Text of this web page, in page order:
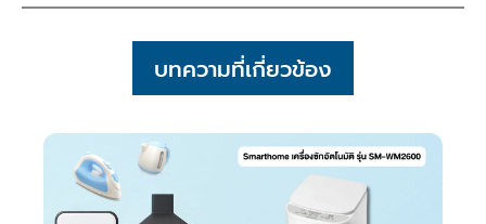
บทความที่เกี่ยวข้อง